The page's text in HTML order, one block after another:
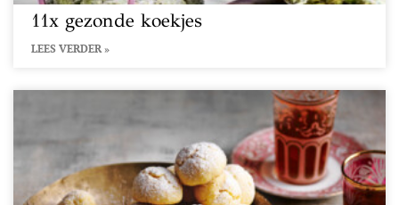
11x gezonde koekjes
LEES VERDER »